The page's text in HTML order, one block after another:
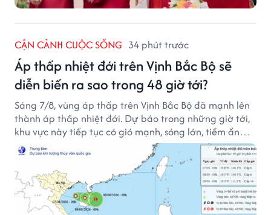
CẬN CẢNH CUỘC SỐNG 34 phút trước
Áp thấp nhiệt đới trên Vịnh Bắc Bộ sẽ
diễn biến ra sao trong 48 giờ tới?
Sáng 7/8, vùng áp thấp trên Vịnh Bắc Bộ đã mạnh lên
thành áp thấp nhiệt đới. Dự báo trong những giờ tới,
khu vực này tiếp tục có gió mạnh, sóng lớn, tiềm ẩn
nhiều nguy cơ đối với hoạt động của tàu thuyền trên
biển.